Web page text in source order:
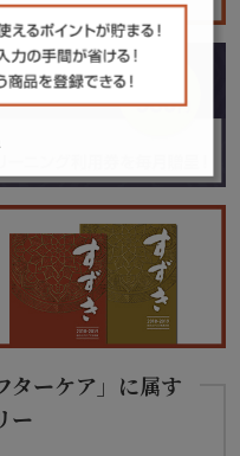
ターケア」に属す
ー